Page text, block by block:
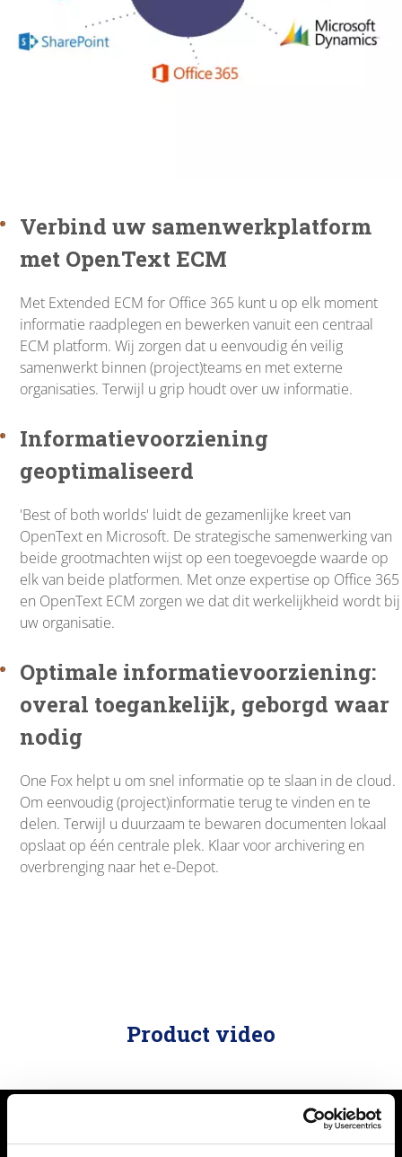
Verbind uw samenwerkplatform
met OpenText ECM
Met Extended ECM for Office 365 kunt u op elk moment
informatie raadplegen en bewerken vanuit een centraal
ECM platform. Wij zorgen dat u eenvoudig én veilig
samenwerkt binnen (project)teams en met externe
organisaties. Terwijl u grip houdt over uw informatie.
Informatievoorziening
geoptimaliseerd
'Best of both worlds' luidt de gezamenlijke kreet van
OpenText en Microsoft. De strategische samenwerking van
beide grootmachten wijst op een toegevoegde waarde op
elk van beide platformen. Met onze expertise op Office 365
en OpenText ECM zorgen we dat dit werkelijkheid wordt bij
uw organisatie.
Optimale informatievoorziening:
overal toegankelijk, geborgd waar
nodig
One Fox helpt u om snel informatie op te slaan in de cloud.
Om eenvoudig (project)informatie terug te vinden en te
delen. Terwijl u duurzaam te bewaren documenten lokaal
opslaat op één centrale plek. Klaar voor archivering en
overbrenging naar het e-Depot.
Product video